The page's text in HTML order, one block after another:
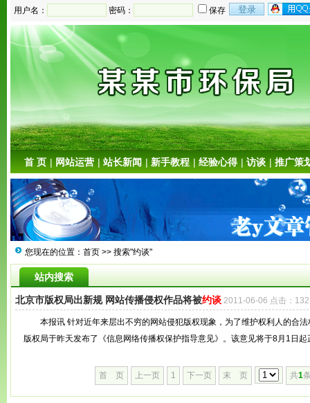
用户名： 密码： 保存
首 页 | 网站运营 |站长新闻 | 新手教程 | 经验心得 | 访谈 | 推广策
您现在的位置： 首页 >> 搜索"约谈"
站内搜索
北京市版权局出新规 网站传播侵权作品将被约谈 2011-06-06 点击：
本报讯 针对近年来层出不穷的网站侵犯版权现象，为了维护权利人的合法
版权局于昨天发布了《信息网络传播权保护指导意见》。该意见将于8月1日起
首 页 上一页 1 下一页 末 页 共1